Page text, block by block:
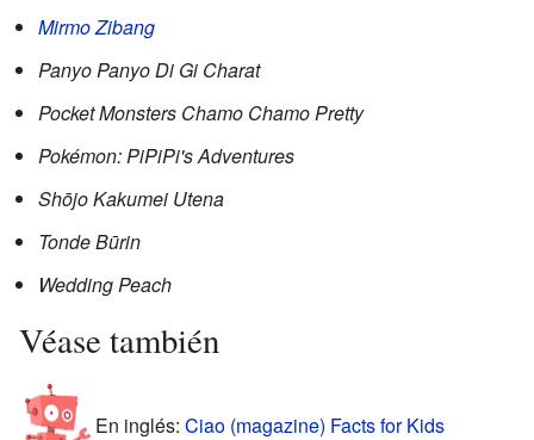
Mirmo Zibang
Panyo Panyo Di Gi Charat
Pocket Monsters Chamo Chamo Pretty
Pokémon: PiPiPi's Adventures
Shōjo Kakumei Utena
Tonde Būrin
Wedding Peach
Véase también
En inglés: Ciao (magazine) Facts for Kids